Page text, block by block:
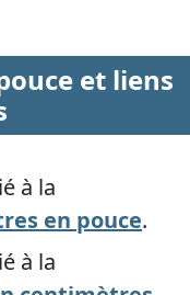
et liens
à la
en pouce.
à la